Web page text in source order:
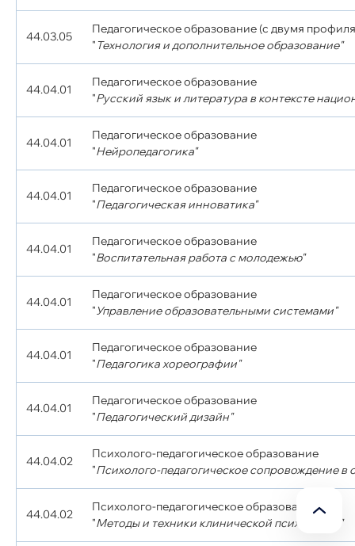
44.03.05
Педагогическое образование (с двумя
"Технология и дополнительное образование"
44.04.01
Педагогическое образование
"Русский язык и литература в контексте
44.04.01
Педагогическое образование
"Нейропедагогика"
44.04.01
Педагогическое образование
"Педагогическая инноватика"
44.04.01
Педагогическое образование
"Воспитательная работа с молодежью"
44.04.01
Педагогическое образование
"Управление образовательными системами"
44.04.01
Педагогическое образование
"Педагогика хореографии"
44.04.01
Педагогическое образование
"Педагогический дизайн"
44.04.02
Психолого-педагогическое образование
"Психолого-педагогическое сопровождение в
44.04.02
Психолого-педагогическое образование
"Методы и техники клинической психологии"